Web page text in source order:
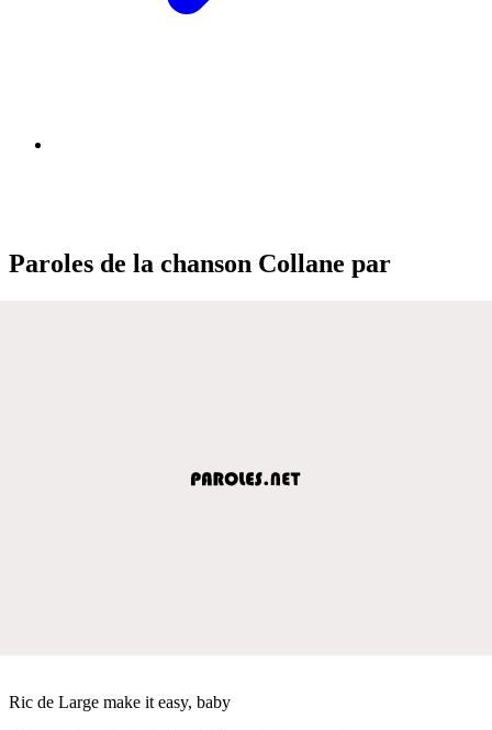
Paroles de la chanson Collane par
Ric de Large make it easy, baby